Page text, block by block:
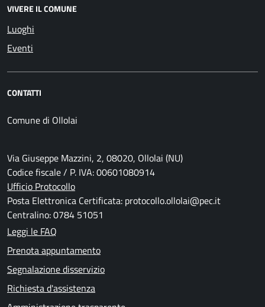
VIVERE IL COMUNE
Luoghi
Eventi
CONTATTI
Comune di Ollolai
Via Giuseppe Mazzini, 2, 08020, Ollolai (NU)
Codice fiscale / P. IVA: 00601080914
Ufficio Protocollo
Posta Elettronica Certificata: protocollo.ollolai@pec.it
Centralino: 0784 51051
Leggi le FAQ
Prenota appuntamento
Segnalazione disservizio
Richiesta d'assistenza